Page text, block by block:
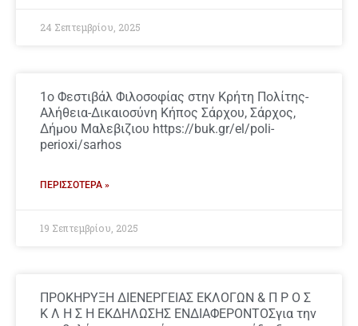
24 Σεπτεμβρίου, 2025
1ο Φεστιβάλ Φιλοσοφίας στην Κρήτη Πολίτης-
Αλήθεια-Δικαιοσύνη Κήπος Σάρχου, Σάρχος,
Δήμου Μαλεβιζιου https://buk.gr/el/poli-
perioxi/sarhos
ΠΕΡΙΣΣΌΤΕΡΑ »
19 Σεπτεμβρίου, 2025
ΠΡΟΚΗΡΥΞΗ ΔΙΕΝΕΡΓΕΙΑΣ ΕΚΛΟΓΩΝ & Π Ρ Ο Σ
Κ Λ Η Σ Η ΕΚΔΗΛΩΣΗΣ ΕΝΔΙΑΦΕΡΟΝΤΟΣγια την